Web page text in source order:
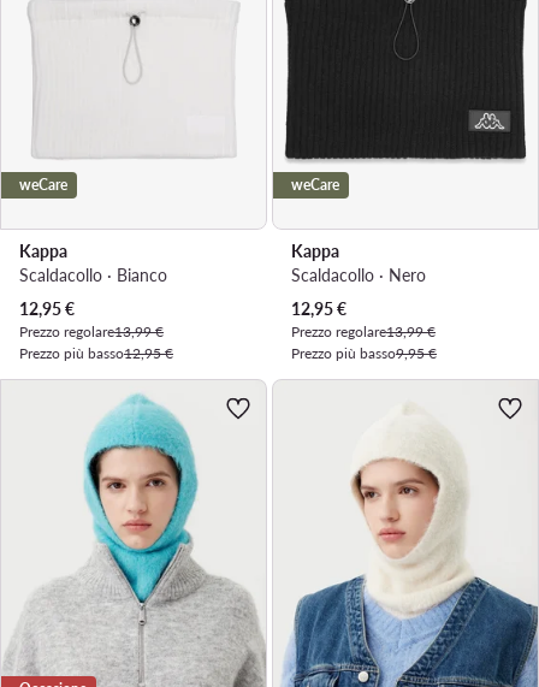
weCare
Kappa
Scaldacollo · Bianco
Prezzo attuale
12,95€
Prezzo regolare13,99 €
Prezzo più basso12,95 €
weCare
Kappa
Scaldacollo · Nero
Prezzo attuale
12,95€
Prezzo regolare13,99 €
Prezzo più basso9,95 €